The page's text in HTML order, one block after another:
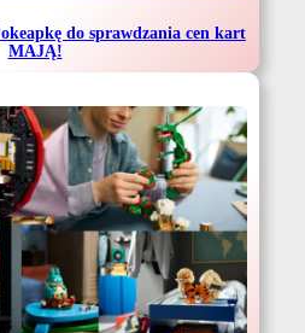
do sprawdzania cen kart
MAJĄ!